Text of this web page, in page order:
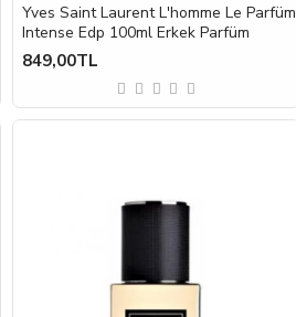
Yves Saint Laurent L'homme Le Parfüm
Intense Edp 100ml Erkek Parfüm
849,00TL